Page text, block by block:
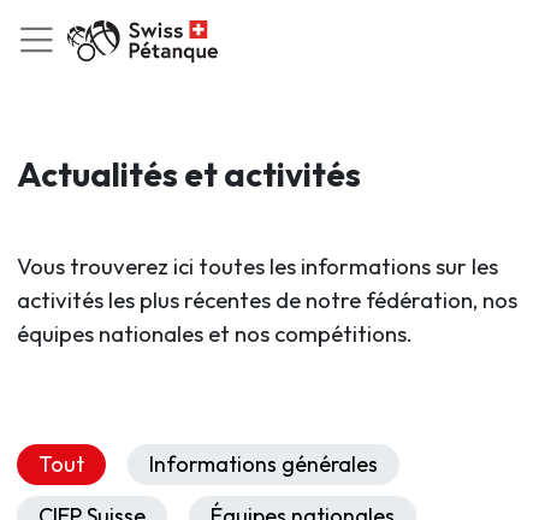
Actualités et activités
Vous trouverez ici toutes les informations sur les
activités les plus récentes de notre fédération, nos
équipes nationales et nos compétitions.
Tout
Informations générales